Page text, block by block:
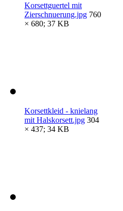
Korsettguertel mit
Zierschnuerung.jpg 760
× 680; 37 KB
Korsettkleid - knielang
mit Halskorsett.jpg 304
× 437; 34 KB